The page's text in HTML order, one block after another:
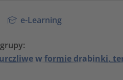
e-Learning
w formie drabinki,